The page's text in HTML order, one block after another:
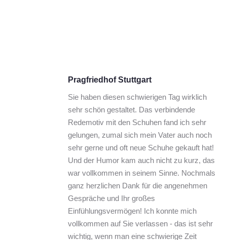
Pragfriedhof Stuttgart
Sie haben diesen schwierigen Tag wirklich
sehr schön gestaltet. Das verbindende
Redemotiv mit den Schuhen fand ich sehr
gelungen, zumal sich mein Vater auch noch
sehr gerne und oft neue Schuhe gekauft hat!
Und der Humor kam auch nicht zu kurz, das
war vollkommen in seinem Sinne. Nochmals
ganz herzlichen Dank für die angenehmen
Gespräche und Ihr großes
Einfühlungsvermögen! Ich konnte mich
vollkommen auf Sie verlassen - das ist sehr
wichtig, wenn man eine schwierige Zeit